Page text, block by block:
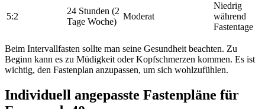
5:2
24 Stunden (2
Tage Woche)
Moderat
Niedrig
während
Fastentage
Beim Intervallfasten sollte man seine Gesundheit beachten. Zu
Beginn kann es zu Müdigkeit oder Kopfschmerzen kommen. Es ist
wichtig, den Fastenplan anzupassen, um sich wohlzufühlen.
Individuell angepasste Fastenpläne für